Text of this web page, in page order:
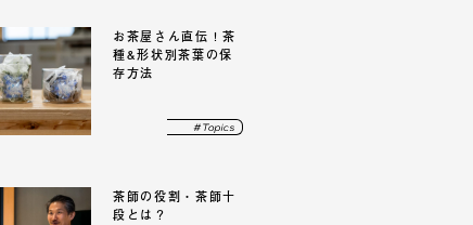
お茶屋さん直伝！茶
種&形状別茶葉の保
存方法
茶師の役割・ 茶師十
段とは？